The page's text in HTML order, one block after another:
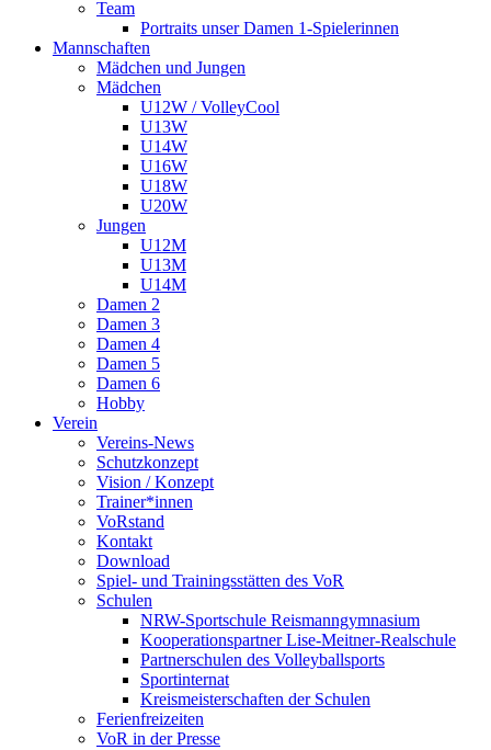
Team
Portraits unser Damen 1-Spielerinnen
Mannschaften
Mädchen und Jungen
Mädchen
U12W / VolleyCool
U13W
U14W
U16W
U18W
U20W
Jungen
U12M
U13M
U14M
Damen 2
Damen 3
Damen 4
Damen 5
Damen 6
Hobby
Verein
Vereins-News
Schutzkonzept
Vision / Konzept
Trainer*innen
VoRstand
Kontakt
Download
Spiel- und Trainingsstätten des VoR
Schulen
NRW-Sportschule Reismanngymnasium
Kooperationspartner Lise-Meitner-Realschule
Partnerschulen des Volleyballsports
Sportinternat
Kreismeisterschaften der Schulen
Ferienfreizeiten
VoR in der Presse